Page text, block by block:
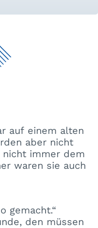
auf einem alten
aber nicht
immer dem
waren sie auch
gemacht.“
den müssen